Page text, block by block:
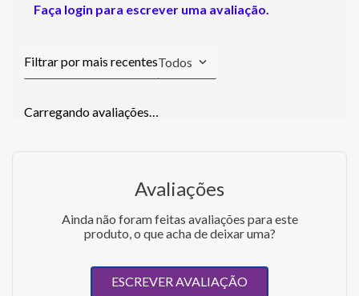
Faça login para escrever uma avaliação.
Todos
Carregando avaliações…
Avaliações
Ainda não foram feitas avaliações para este
produto, o que acha de deixar uma?
ESCREVER AVALIAÇÃO